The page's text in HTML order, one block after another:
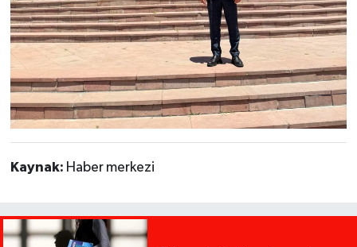
Kaynak: Haber merkezi